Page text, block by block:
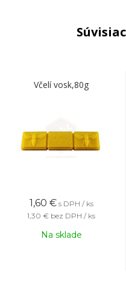
Včelí vosk,80g
1,60 € s DPH / ks
1,30 € bez DPH / ks
Na sklade